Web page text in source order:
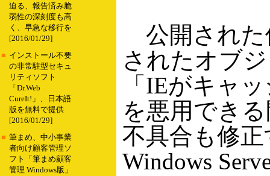
迫る、報告済み脆
弱性の深刻度も高
く、早急な移行を
[2016/01/29]
■ インストール不要
の非常駐型セキュ
リティソフト
「Dr.Web
CureIt!」、日本語
版を無料で提供
[2016/01/29]
■ 筆まめ、中小事業
者向け顧客管理ソ
フト「筆まめ顧客
管理 Windows版」
公開された
されたオブ
「IEがキャ
を悪用でき
不具合も修
Windows